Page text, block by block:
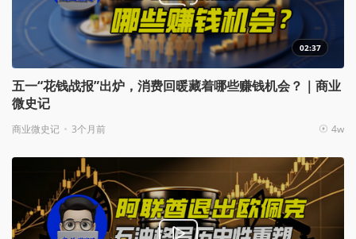
02:37
五一“花钱战报”出炉，消费回暖藏着哪些赚钱机会？｜商业
微史记
商业微史记 3个月前 4w